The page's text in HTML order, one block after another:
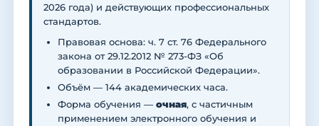
2026 года) и действующих профессиональных
стандартов.
Правовая основа: ч. 7 ст. 76 Федерального
закона от 29.12.2012 № 273-ФЗ «Об
образовании в Российской Федерации».
Объём — 144 академических часа.
Форма обучения — очная, с частичным
применением электронного обучения и